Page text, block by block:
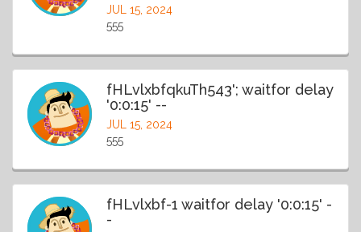
JUL 15, 2024
555
fHLvlxbfqkuTh543'; waitfor delay
'0:0:15' --
JUL 15, 2024
555
fHLvlxbf-1 waitfor delay '0:0:15' -
-